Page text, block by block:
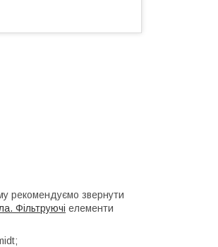
рекомендуємо звернути
Фільтруючі елементи